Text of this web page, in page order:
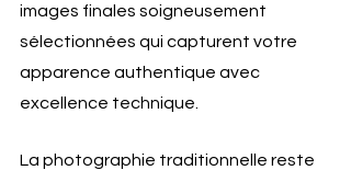
images finales soigneusement
sélectionnées qui capturent votre
apparence authentique avec
excellence technique.
La photographie traditionnelle reste